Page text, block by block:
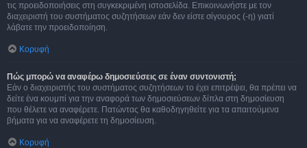
τις προειδοποιήσεις στη συγκεκριμένη ιστοσελίδα. Επικοινωνήστε με τον
διαχειριστή του συστήματος συζητήσεων εάν δεν είστε σίγουρος (-η) γιατί
λάβατε την προειδοποίηση.
Κορυφή
Πώς μπορώ να αναφέρω δημοσιεύσεις σε έναν συντονιστή;
Εάν ο διαχειριστής του συστήματος συζητήσεων το έχει επιτρέψει, θα πρέπει να
δείτε ένα κουμπί για την αναφορά των δημοσιεύσεων δίπλα στη δημοσίευση
που θέλετε να αναφέρετε. Πατώντας θα καθοδηγηθείτε για τα απαιτούμενα
βήματα για να αναφέρετε τη δημοσίευση.
Κορυφή